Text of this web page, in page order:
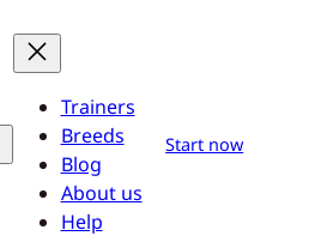
Trainers
Breeds
Blog
About us
Help
Start now